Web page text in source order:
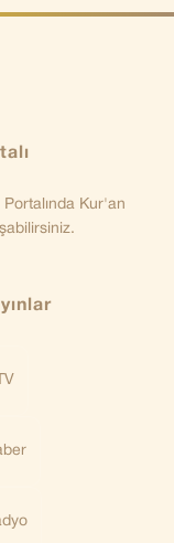
Portalında Kur'an